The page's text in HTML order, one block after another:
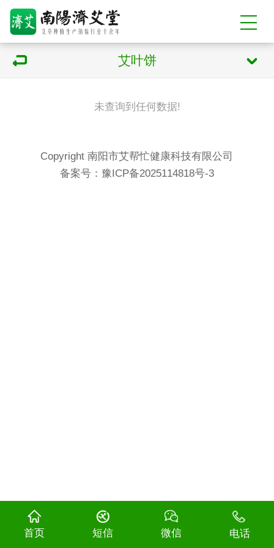
艾叶饼
未查询到任何数据!
Copyright 南阳市艾帮忙健康科技有限公司
备案号： 豫ICP备2025114818号-3
首页 短信 微信 电话